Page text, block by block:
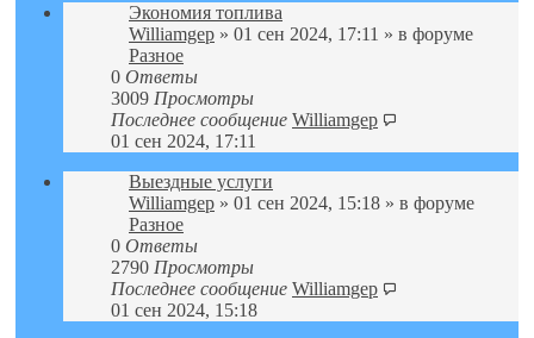
Экономия топлива
Williamgep » 01 сен 2024, 17:11 » в форуме
Разное
0 Ответы
3009 Просмотры
Последнее сообщение Williamgep
01 сен 2024, 17:11
Выездные услуги
Williamgep » 01 сен 2024, 15:18 » в форуме
Разное
0 Ответы
2790 Просмотры
Последнее сообщение Williamgep
01 сен 2024, 15:18